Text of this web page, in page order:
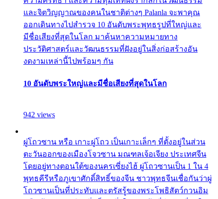
และจิตวิญญาณของคนในชาติต่างๆ Palanla จะพาคุณ
ออกเดินทางไปสำรวจ 10 อันดับพระพุทธรูปที่ใหญ่และ
มีชื่อเสียงที่สุดในโลก มาค้นหาความหมายทาง
ประวัติศาสตร์และวัฒนธรรมที่ฝังอยู่ในสิ่งก่อสร้างอัน
งดงามเหล่านี้ไปพร้อมๆ กัน
10 อันดับพระใหญ่และมีชื่อเสียงที่สุดในโลก
942 views
ผู่โถวซาน หรือ เกาะผู่โถว เป็นเกาะเล็กๆ ที่ตั้งอยู่ในส่วน
ตะวันออกของเมืองโจวซาน มณฑลเจ้อเจียง ประเทศจีน
โดยอยู่ทางตอนใต้ของนครเซี่ยงไฮ้ ผู่โถวซานเป็น 1 ใน 4
พุทธคีรีหรือภูเขาศักดิ์สิทธิ์ของจีน ชาวพุทธจีนเชื่อกันว่าผู่
โถวซานเป็นที่ประทับและตรัสรู้ของพระโพธิสัตว์กวนอิม